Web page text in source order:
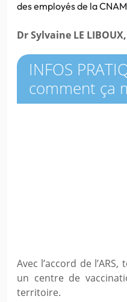
des employés de la
Dr Sylvaine LE
INFOS
comment ça
Avec l’accord de
un centre de
territoire.